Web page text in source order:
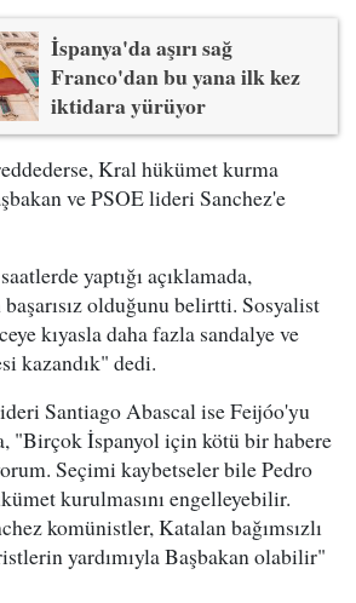
İspanya'da aşırı sağ
Franco'dan bu yana ilk kez
iktidara yürüyor
Kral hükümet kurma
ve PSOE lideri Sanchez'e
yaptığı açıklamada,
olduğunu belirtti. Sosyalist
kıyasla daha fazla sandalye ve
kazandık" dedi.
Santiago Abascal ise Feijóo'yu
"Birçok İspanyol için kötü bir habere
Seçimi kaybetseler bile Pedro
kurulmasını engelleyebilir.
komünistler, Katalan bağımsızlı
yardımıyla Başbakan olabilir"